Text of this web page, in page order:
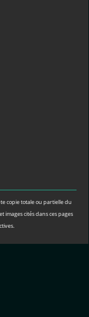
copie totale ou partielle du
images cités dans ces pages